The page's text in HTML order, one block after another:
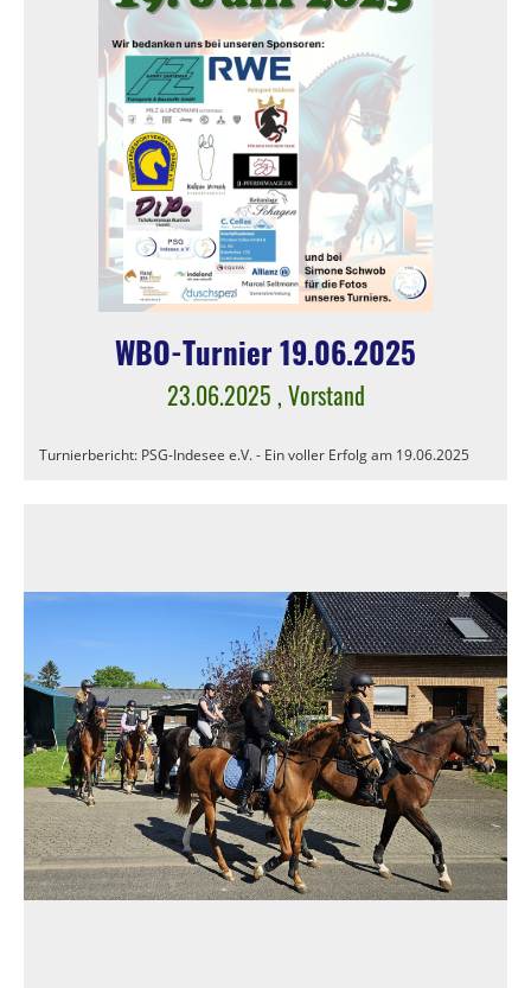
WBO-Turnier 19.06.2025
23.06.2025 , Vorstand
Turnierbericht: PSG-Indesee e.V. - Ein voller Erfolg am 19.06.2025